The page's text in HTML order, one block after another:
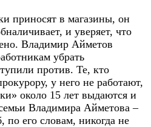
приносят в магазины, он
и уверяет, что
Владимир Айметов
убрать
против. Те, кто
у него не работают,
около 15 лет выдаются и
Владимира Айметова –
его словам, никогда не